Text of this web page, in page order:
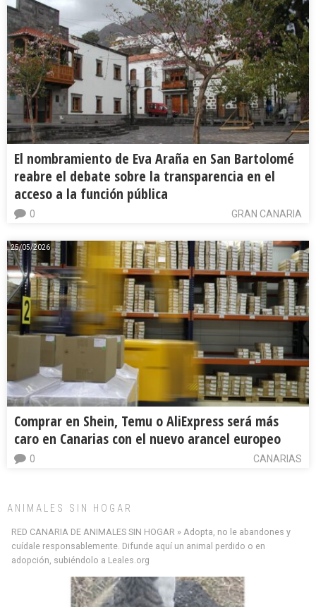
El nombramiento de Eva Araña en San Bartolomé
reabre el debate sobre la transparencia en el
acceso a la función pública
GRAN CANARIA
0
25/05/2026
Comprar en Shein, Temu o AliExpress será más
caro en Canarias con el nuevo arancel europeo
CANARIAS
0
ANIMALES SIN HOGAR
RED CANARIA DE ANIMALES SIN HOGAR » Adopta, no le abandones y
cuídale responsablemente. Difunde aquí un animal perdido o en
adopción, subiéndolo a Leales.org